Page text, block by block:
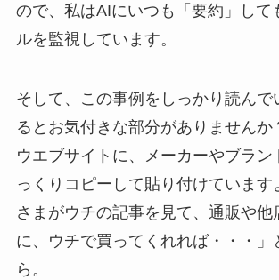
ので、私はAIにいつも「要約」して
ルを監視しています。
そして、この事例をしっかり読んで
るとお気付きな部分がありませんか
ウエブサイトに、メーカーやブラン
っくりコピーして貼り付けています
さまがウチの記事を見て、通販や他
に、ウチで買ってくれれば・・・」
ら。